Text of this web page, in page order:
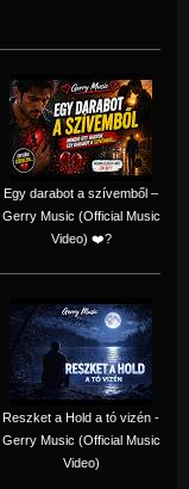
Egy darabot a szívemből –
Gerry Music (Official Music
Video) ❤️?
Reszket a Hold a tó vizén -
Gerry Music (Official Music
Video)